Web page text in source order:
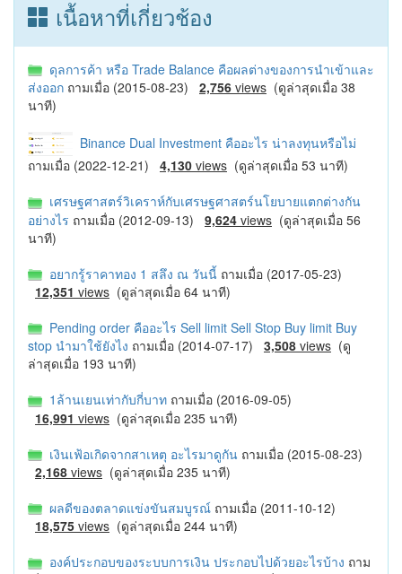
เนื้อหาที่เกี่ยวช้อง
ดุลการค้า หรือ Trade Balance คือผลต่างของการนำเข้าและ
ส่งออก ถามเมื่อ (2015-08-23) 2,756 views (ดูล่าสุดเมื่อ 38
นาที)
Binance Dual Investment คืออะไร น่าลงทุนหรือไม่
ถามเมื่อ (2022-12-21) 4,130 views (ดูล่าสุดเมื่อ 53 นาที)
เศรษฐศาสตร์วิเคราห์กับเศรษฐศาสตร์นโยบายแตกต่างกัน
อย่างไร ถามเมื่อ (2012-09-13) 9,624 views (ดูล่าสุดเมื่อ 56
นาที)
อยากรู้ราคาทอง 1 สลึง ณ วันนี้ ถามเมื่อ (2017-05-23)
12,351 views (ดูล่าสุดเมื่อ 64 นาที)
Pending order คืออะไร Sell limit Sell Stop Buy limit Buy
stop นำมาใช้ยังไง ถามเมื่อ (2014-07-17) 3,508 views (ดู
ล่าสุดเมื่อ 193 นาที)
1ล้านเยนเท่ากับกี่บาท ถามเมื่อ (2016-09-05)
16,991 views (ดูล่าสุดเมื่อ 235 นาที)
เงินเฟ้อเกิดจากสาเหตุ อะไรมาดูกัน ถามเมื่อ (2015-08-23)
2,168 views (ดูล่าสุดเมื่อ 235 นาที)
ผลดีของตลาดแข่งขันสมบูรณ์ ถามเมื่อ (2011-10-12)
18,575 views (ดูล่าสุดเมื่อ 244 นาที)
องค์ประกอบของระบบการเงิน ประกอบไปด้วยอะไรบ้าง ถาม